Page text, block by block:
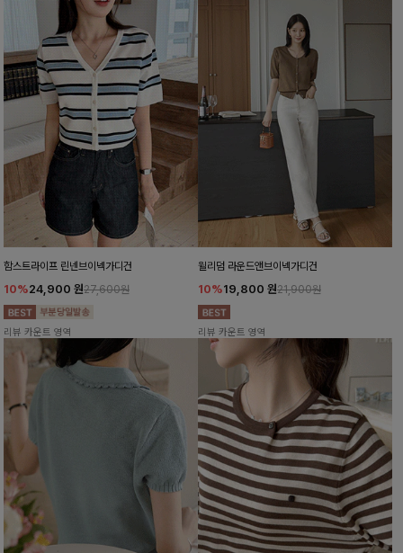
함스트라이프 린넨브이넥가디건
10%24,900 원27,600원
리뷰 카운트 영역
윌리덤 라운드앤브이넥가디건
10%19,800 원21,900원
리뷰 카운트 영역